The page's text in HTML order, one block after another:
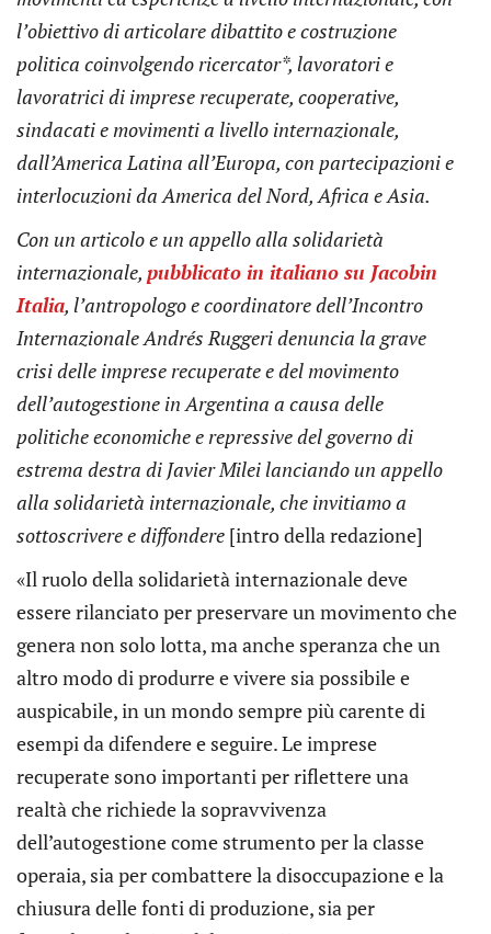
l’obiettivo di articolare dibattito e costruzione
politica coinvolgendo ricercator*, lavoratori e
lavoratrici di imprese recuperate, cooperative,
sindacati e movimenti a livello internazionale,
dall’America Latina all’Europa, con partecipazioni e
interlocuzioni da America del Nord, Africa e Asia.
Con un articolo e un appello alla solidarietà
internazionale, pubblicato in italiano su Jacobin
Italia, l’antropologo e coordinatore dell’Incontro
Internazionale Andrés Ruggeri denuncia la grave
crisi delle imprese recuperate e del movimento
dell’autogestione in Argentina a causa delle
politiche economiche e repressive del governo di
estrema destra di Javier Milei lanciando un appello
alla solidarietà internazionale, che invitiamo a
sottoscrivere e diffondere [intro della redazione]
«Il ruolo della solidarietà internazionale deve
essere rilanciato per preservare un movimento che
genera non solo lotta, ma anche speranza che un
altro modo di produrre e vivere sia possibile e
auspicabile, in un mondo sempre più carente di
esempi da difendere e seguire. Le imprese
recuperate sono importanti per riflettere una
realtà che richiede la sopravvivenza
dell’autogestione come strumento per la classe
operaia, sia per combattere la disoccupazione e la
chiusura delle fonti di produzione, sia per